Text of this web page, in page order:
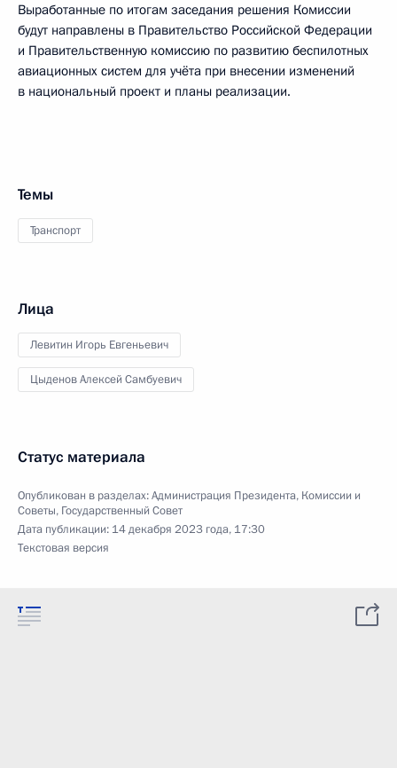
Выработанные по итогам заседания решения Комиссии
будут направлены в Правительство Российской Федерации
и Правительственную комиссию по развитию беспилотных
авиационных систем для учёта при внесении изменений
в национальный проект и планы реализации.
Темы
Транспорт
Лица
Левитин Игорь Евгеньевич
Цыденов Алексей Самбуевич
Статус материала
Опубликован в разделах:Администрация Президента, Комиссии и
Советы, Государственный Совет
Дата публикации: 14 декабря 2023 года, 17:30
Текстовая версия